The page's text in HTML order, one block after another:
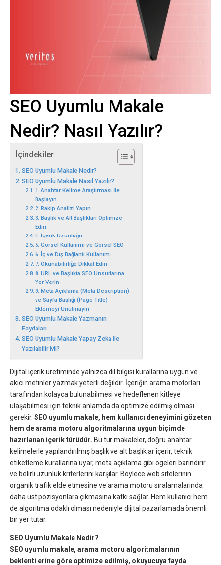
SEO Uyumlu Makale
Nedir? Nasıl Yazılır?
İçindekiler
SEO Uyumlu Makale Nedir?
SEO Uyumlu Makale Nasıl Yazılır?
1. Anahtar Kelime Araştırması İle
Başlayın
2. Rakip Analizi Yapın
3. Başlık ve Alt Başlıkları Optimize
Edin
4. İçerik Uzunluğu
5. Görsel Kullanımı ve Görsel SEO
6. İç ve Dış Bağlantı Kullanımı
7. Okunabilirliğe Dikkat Edin
8. URL ve Başlıkta SEO Unsurlarına
Yer Verin
9. Meta Açıklama (Meta Description)
ve Sayfa Başlığı (Page Title)
Eklemeyi Unutmayın
SEO Uyumlu Makale Yazmanın
Faydaları
SEO Uyumlu Makale Yapay Zeka ile
Yazılabilir Mi?
Dijital içerik üretiminde yalnızca dil bilgisi kurallarına uygun ve
akıcı metinler yazmak yeterli değildir. İçeriğin arama motorları
tarafından kolayca bulunabilmesi ve hedeflenen kitleye
ulaşabilmesi için teknik anlamda da optimize edilmiş olması
gerekir. SEO uyumlu makale, hem kullanıcı deneyimini gözeten
hem de arama motoru algoritmalarına uygun biçimde
hazırlanan içerik türüdür. Bu tür makaleler, doğru anahtar
kelimelerle yapılandırılmış başlık ve alt başlıklar içerir, teknik
etiketleme kurallarına uyar, meta açıklama gibi ögeleri barındırır
ve belirli uzunluk kriterlerini karşılar. Böylece web sitelerinin
organik trafik elde etmesine ve arama motoru sıralamalarında
daha üst pozisyonlara çıkmasına katkı sağlar. Hem kullanıcı hem
de algoritma odaklı olması nedeniyle dijital pazarlamada önemli
bir yer tutar.
SEO Uyumlu Makale Nedir?
SEO uyumlu makale, arama motoru algoritmalarının
beklentilerine göre optimize edilmiş, okuyucuya fayda